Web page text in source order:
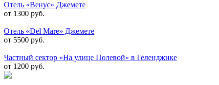
Отель «Венус» Джемете
от 1300 руб.
Отель «Del Mare» Джемете
от 5500 руб.
Частный сектор «На улице Полевой» в Геленджике
от 1200 руб.